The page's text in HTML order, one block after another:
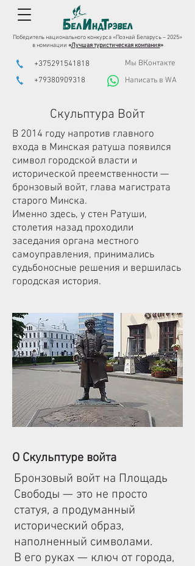
Победитель национального конкурса «Познай Беларусь – 2025»
в номинации «Лучшая туристическая компания»
+375291541818
Мы ВКонтакте
+79380909318
Написать в WA
Скульптура Войт
В 2014 году напротив главного
входа в Минская ратуша появился
символ городской власти и
исторической преемственности —
бронзовый войт, глава магистрата
старого Минска.
Именно здесь, у стен Ратуши,
столетия назад проходили
заседания органа местного
самоуправления, принимались
судьбоносные решения и вершилась
городская история.
О Скульптуре войта
Бронзовый войт на Площадь
Свободы — это не просто
статуя, а продуманный
исторический образ,
наполненный символами.
В его руках — ключ от города,